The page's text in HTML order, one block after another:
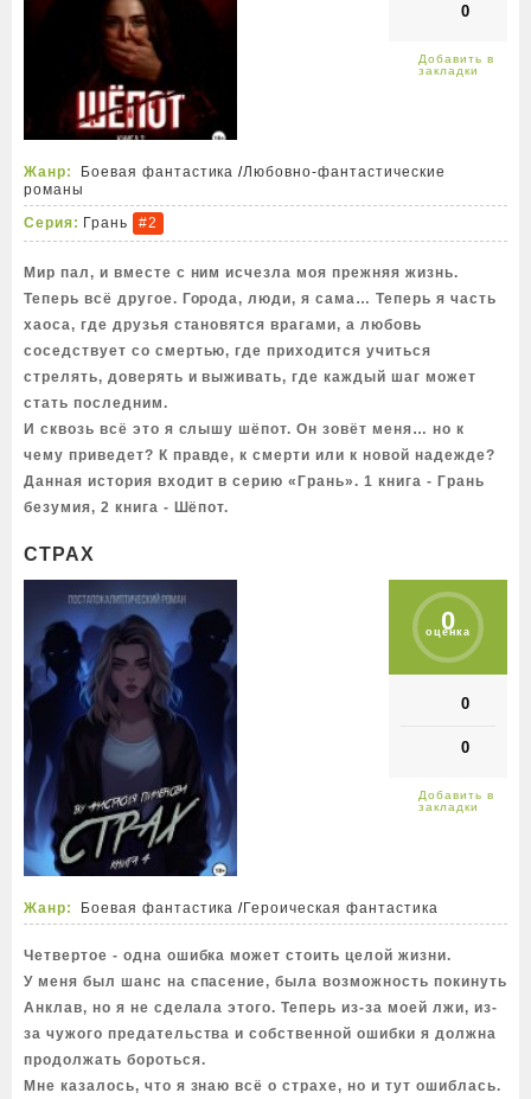
0
Жанр: Боевая фантастика /Любовно-фантастические
романы
Серия: Грань #2
Мир пал, и вместе с ним исчезла моя прежняя жизнь.
Теперь всё другое. Города, люди, я сама… Теперь я часть
хаоса, где друзья становятся врагами, а любовь
соседствует со смертью, где приходится учиться
стрелять, доверять и выживать, где каждый шаг может
стать последним.
И сквозь всё это я слышу шёпот. Он зовёт меня… но к
чему приведет? К правде, к смерти или к новой надежде?
Данная история входит в серию «Грань». 1 книга - Грань
безумия, 2 книга - Шёпот.
СТРАХ
0
оценка
0
0
Жанр: Боевая фантастика /Героическая фантастика
Четвертое - одна ошибка может стоить целой жизни.
У меня был шанс на спасение, была возможность покинуть
Анклав, но я не сделала этого. Теперь из-за моей лжи, из-
за чужого предательства и собственной ошибки я должна
продолжать бороться.
Мне казалось, что я знаю всё о страхе, но и тут ошиблась.